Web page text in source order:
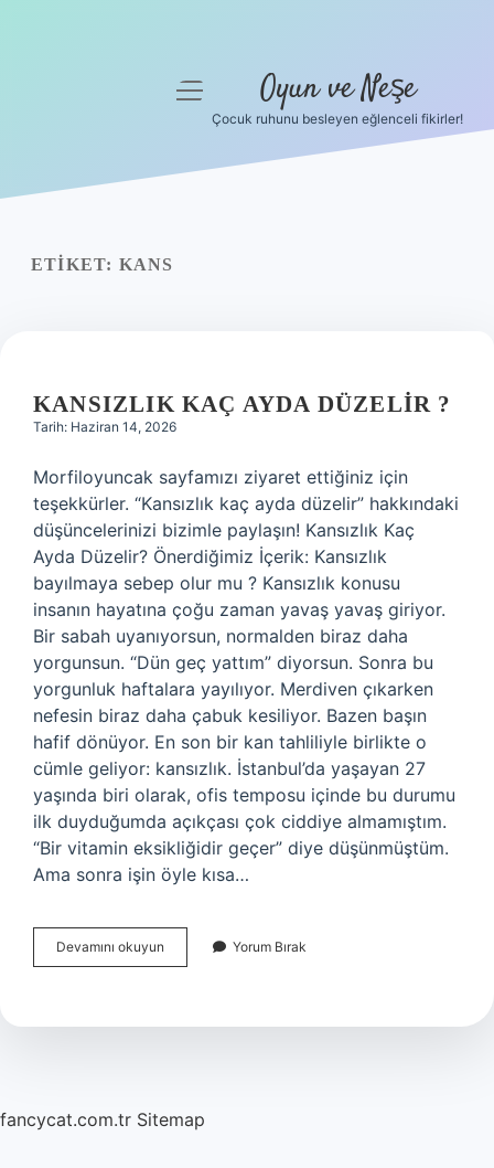
Yasal Uyarı
menüyü
Oyun ve Neşe
Çocuk ruhunu besleyen eğlenceli fikirler!
ETIKET: KANS
KANSIZLIK KAÇ AYDA DÜZELIR ?
Tarih: Haziran 14, 2026
Morfiloyuncak sayfamızı ziyaret ettiğiniz için
teşekkürler. “Kansızlık kaç ayda düzelir” hakkındaki
düşüncelerinizi bizimle paylaşın! Kansızlık Kaç
Ayda Düzelir? Önerdiğimiz İçerik: Kansızlık
bayılmaya sebep olur mu ? Kansızlık konusu
insanın hayatına çoğu zaman yavaş yavaş giriyor.
Bir sabah uyanıyorsun, normalden biraz daha
yorgunsun. “Dün geç yattım” diyorsun. Sonra bu
yorgunluk haftalara yayılıyor. Merdiven çıkarken
nefesin biraz daha çabuk kesiliyor. Bazen başın
hafif dönüyor. En son bir kan tahliliyle birlikte o
cümle geliyor: kansızlık. İstanbul’da yaşayan 27
yaşında biri olarak, ofis temposu içinde bu durumu
ilk duyduğumda açıkçası çok ciddiye almamıştım.
“Bir vitamin eksikliğidir geçer” diye düşünmüştüm.
Ama sonra işin öyle kısa…
Devamını okuyun Kansızlık
kaç
?
Yorum Bırak
fancycat.com.tr Sitemap